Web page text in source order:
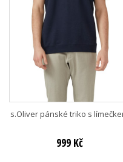
s.Oliver pánské triko s
999 Kč